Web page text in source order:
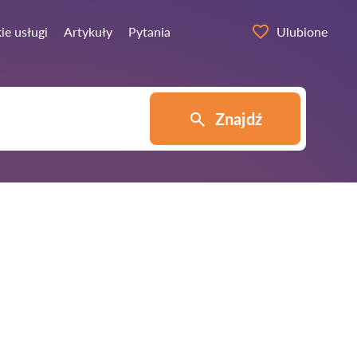
usługi Artykuły Pytania Ulubione
Znajdź